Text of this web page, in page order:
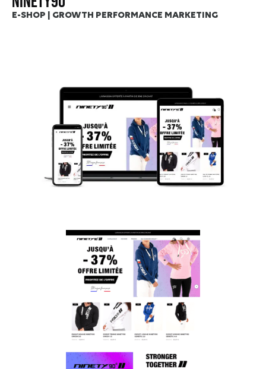
E-SHOP | GROWTH PERFORMANCE MARKETING